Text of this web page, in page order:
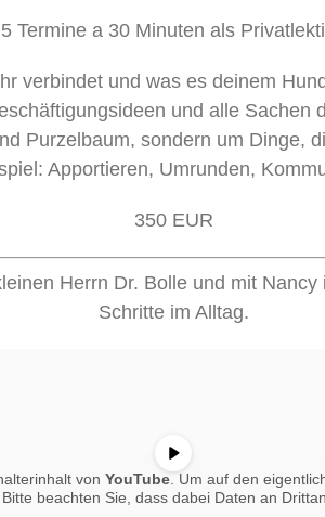
5 Termine a 30 Minuten als
verbindet und was es deinem
und alle Sachen
Purzelbaum, sondern um Dinge,
Apportieren, Umrunden,
350 EUR
Herrn Dr. Bolle und mit
Schritte im Alltag.
von YouTube. Um auf den
beachten Sie, dass dabei Daten an